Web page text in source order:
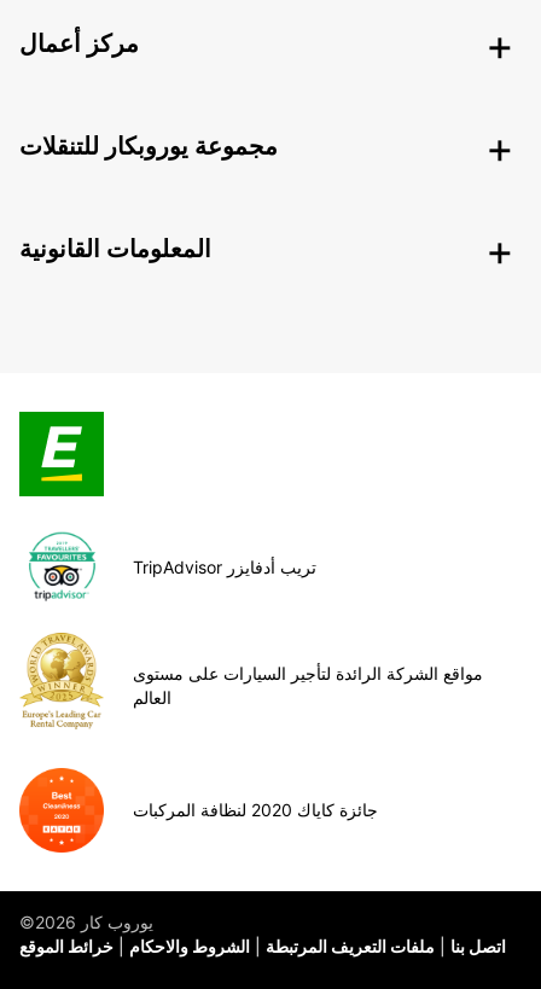
مركز أعمال
مجموعة يوروبكار للتنقلات
المعلومات القانونية
TripAdvisor تريب أدفايزر
مواقع الشركة الرائدة لتأجير السيارات على مستوى
العالم
جائزة كاياك 2020 لنظافة المركبات
©يوروب كار 2026
خرائط الموقع
الشروط والاحكام ملفات التعريف المرتبطة اتصل بنا